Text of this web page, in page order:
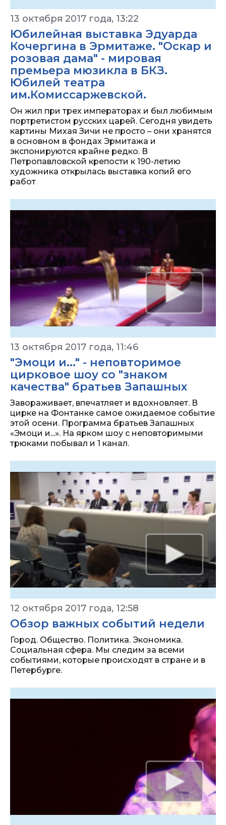
13 октября 2017 года, 13:22
Юбилейная выставка Эдуарда
Кочергина в Эрмитаже. "Оскар и
розовая дама" - мировая
премьера мюзикла в БКЗ.
Юбилей театра
им.Комиссаржевской.
Он жил при трех императорах и был любимым
портретистом русских царей. Сегодня увидеть
картины Михая Зичи не просто – они хранятся
в основном в фондах Эрмитажа и
экспонируются крайне редко. В
Петропавловской крепости к 190-летию
художника открылась выставка копий его
работ
13 октября 2017 года, 11:46
"Эмоци и..." - неповторимое
цирковое шоу со "знаком
качества" братьев Запашных
Завораживает, впечатляет и вдохновляет. В
цирке на Фонтанке самое ожидаемое событие
этой осени. Программа братьев Запашных
«Эмоци и...». На ярком шоу с неповторимыми
трюками побывал и 1 канал.
12 октября 2017 года, 12:58
Обзор важных событий недели
Город. Общество. Политика. Экономика.
Социальная сфера. Мы следим за всеми
событиями, которые происходят в стране и в
Петербурге.